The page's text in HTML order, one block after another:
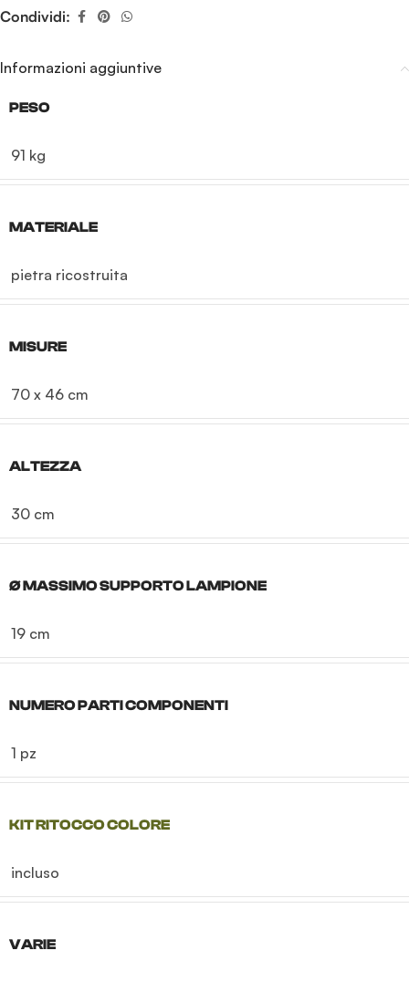
Condividi:
Informazioni aggiuntive
PESO
91 kg
MATERIALE
pietra ricostruita
MISURE
70 x 46 cm
ALTEZZA
30 cm
Ø MASSIMO SUPPORTO LAMPIONE
19 cm
NUMERO PARTI COMPONENTI
1 pz
KIT RITOCCO COLORE
incluso
VARIE